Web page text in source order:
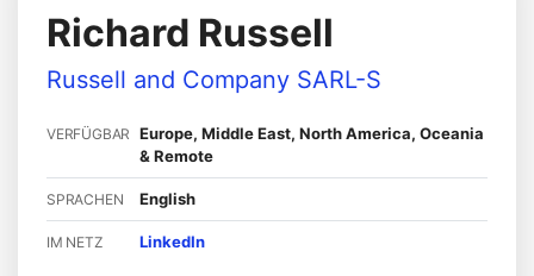
Richard Russell
Russell and Company SARL-S
VERFÜGBAR
Europe, Middle East, North America, Oceania
& Remote
SPRACHEN English
IM NETZ LinkedIn